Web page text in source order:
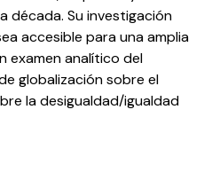
década. Su investigación
accesible para una amplia
examen analítico del
globalización sobre el
la desigualdad/igualdad